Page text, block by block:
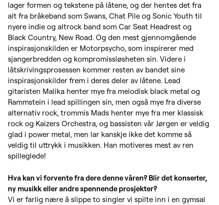
lager formen og tekstene på låtene, og der hentes det fra
alt fra bråkeband som Swans, Chat Pile og Sonic Youth til
nyere indie og altrock band som Car Seat Headrest og
Black Country, New Road. Og den mest gjennomgående
inspirasjonskilden er Motorpsycho, som inspirerer med
sjangerbredden og kompromissløsheten sin. Videre i
låtskrivingsprosessen kommer resten av bandet sine
inspirasjonskilder frem i deres deler av låtene. Lead
gitaristen Malika henter mye fra melodisk black metal og
Rammstein i lead spillingen sin, men også mye fra diverse
alternativ rock, trommis Mads henter mye fra mer klassisk
rock og Kaizers Orchestra, og bassisten vår Jørgen er veldig
glad i power metal, men lar kanskje ikke det komme så
veldig til uttrykk i musikken. Han motiveres mest av ren
spilleglede!
Hva kan vi forvente fra dere denne våren? Blir det konserter,
ny musikk eller andre spennende prosjekter?
Vi er farlig nære å slippe to singler vi spilte inn i en gymsal